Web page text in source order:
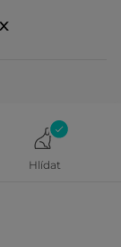
Hlídat